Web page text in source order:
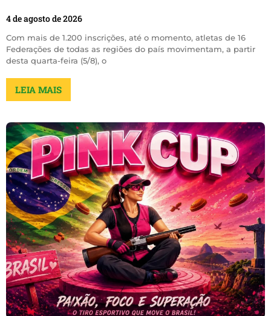
4 de agosto de 2026
Com mais de 1.200 inscrições, até o momento, atletas de 16
Federações de todas as regiões do país movimentam, a partir
desta quarta-feira (5/8), o
LEIA MAIS